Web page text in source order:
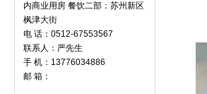
内商业用房 餐饮二部：苏州新区
枫津大街
电 话：0512-67553567
联系人：严先生
手 机：13776034886
邮 箱：